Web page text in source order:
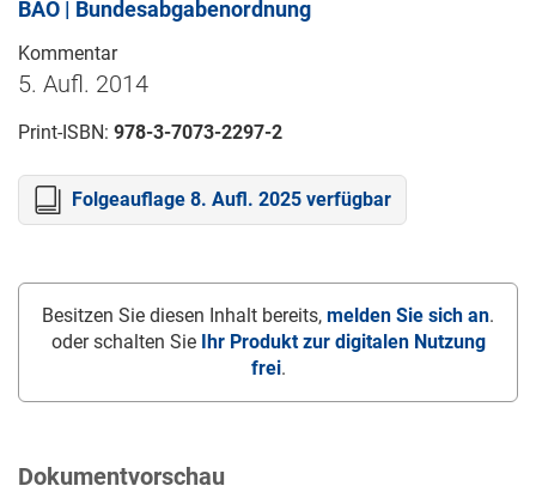
BAO | Bundesabgabenordnung
Kommentar
5. Aufl. 2014
Print-ISBN: 978-3-7073-2297-2
Folgeauflage 8. Aufl. 2025 verfügbar
Besitzen Sie diesen Inhalt bereits, melden Sie sich an.
oder schalten Sie Ihr Produkt zur digitalen Nutzung
frei.
Dokumentvorschau